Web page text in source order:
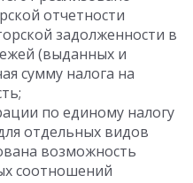
отчетности
задолженности в
(выданных и
сумму налога на
по единому налогу
отдельных видов
возможность
соотношений